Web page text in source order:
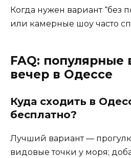
Когда нужен вариант “без
или камерные шоу часто
FAQ: популярные
вечер в Одессе
Куда сходить в
бесплатно?
Лучший вариант —
видовые точки у моря;